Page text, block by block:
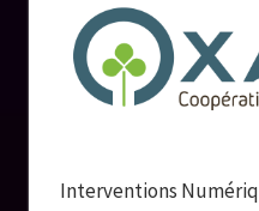
Interventions